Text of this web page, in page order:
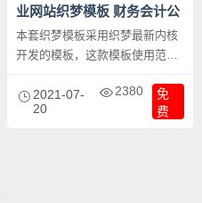
业网站织梦模板 财务会计公
司网站模板下载
本套织梦模板采用织梦最新内核
开发的模板，这款模板使用范围
业，财务记账、财务会计类的网
站都可以用该模板。你只需要把
2021-07-
20
2380
免
费